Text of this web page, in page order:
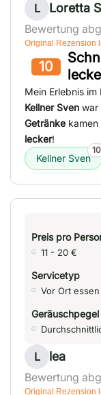
L Loretta
Bewertung
Original Rezension
10
Mein Erlebnis
Kellner Sven war
Getränke kamen
lecker!
Kellner Sven
10
Preis pro
11 - 20 €
Servicetyp
Vor Ort essen
Geräuschpegel
L lea
Bewertung
Original Rezension